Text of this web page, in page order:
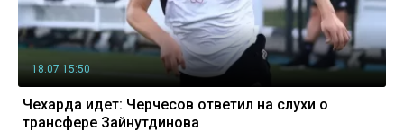
18.07 15:50
Чехарда идет: Черчесов ответил на слухи о
трансфере Зайнутдинова